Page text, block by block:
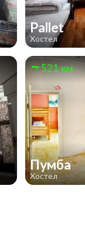
Pallet
Хостел
521 км
Пумба
Хостел